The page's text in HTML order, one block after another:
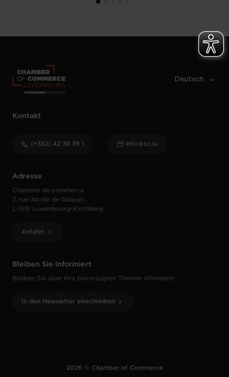
Bleiben Sie informiert
Bleiben Sie über Ihre bevorzugten Themen informiert.
In den Newsletter einschreiben
Adresse
Chambre de commerce
7, rue Alcide de Gasperi
L-1615 Luxembourg-Kirchberg
Anfahrt
Kontakt
(+352) 42 39 39 1 info@cc.lu
2026 © Chamber of Commerce